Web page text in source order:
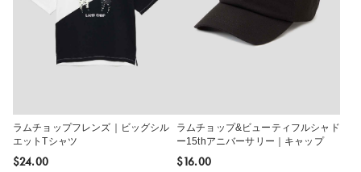
ラムチョップフレンズ｜ビッグシル
エットTシャツ
$‌24.00
ラムチョップ&ビューティフルシャド
ー15thアニバーサリー｜キャップ
$‌16.00